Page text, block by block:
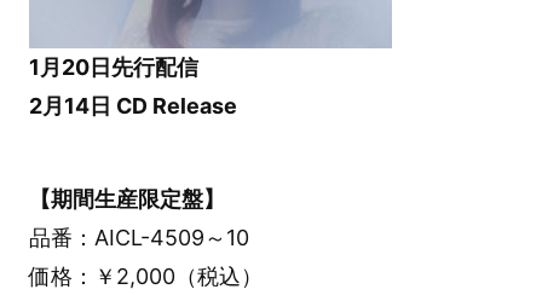
1月20日先行配信
2月14日 CD Release
【期間生産限定盤】
品番：AICL-4509～10
価格：￥2,000（税込）